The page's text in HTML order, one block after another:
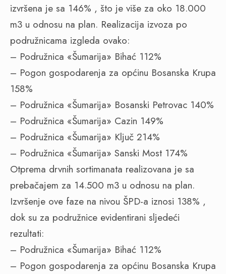
izvršena je sa 146% , što je više za oko 18.000
m3 u odnosu na plan. Realizacija izvoza po
podružnicama izgleda ovako:
– Podružnica «Šumarija» Bihać 112%
– Pogon gospodarenja za općinu Bosanska Krupa
158%
– Podružnica «Šumarija» Bosanski Petrovac 140%
– Podružnica «Šumarija» Cazin 149%
– Podružnica «Šumarija» Ključ 214%
– Podružnica «Šumarija» Sanski Most 174%
Otprema drvnih sortimanata realizovana je sa
prebačajem za 14.500 m3 u odnosu na plan.
Izvršenje ove faze na nivou ŠPD-a iznosi 138% ,
dok su za podružnice evidentirani sljedeći
rezultati:
– Podružnica «Šumarija» Bihać 112%
– Pogon gospodarenja za općinu Bosanska Krupa